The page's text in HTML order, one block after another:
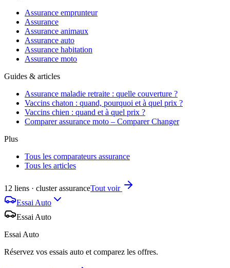
Assurance emprunteur
Assurance
Assurance animaux
Assurance auto
Assurance habitation
Assurance moto
Guides & articles
Assurance maladie retraite : quelle couverture ?
Vaccins chaton : quand, pourquoi et à quel prix ?
Vaccins chien : quand et à quel prix ?
Comparer assurance moto – Comparer Changer
Plus
Tous les comparateurs assurance
Tous les articles
12 liens · cluster assuranceTout voir
Essai Auto
Essai Auto
Essai Auto
Réservez vos essais auto et comparez les offres.